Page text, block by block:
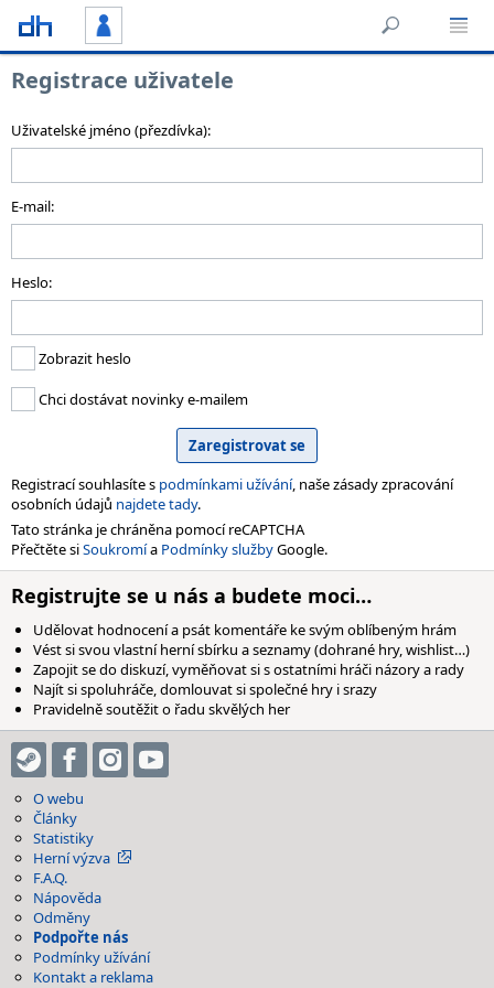
Registrace uživatele
Uživatelské jméno (přezdívka):
E-mail:
Heslo:
Zobrazit heslo
Chci dostávat novinky e-mailem
Registrací souhlasíte s podmínkami užívání, naše zásady zpracování
osobních údajů najdete tady.
Tato stránka je chráněna pomocí reCAPTCHA
Přečtěte siSoukromía Podmínky službyGoogle.
Registrujte se u nás a budete moci…
Udělovat hodnocení a psát komentáře ke svým oblíbeným hrám
Vést si svou vlastní herní sbírku a seznamy (dohrané hry, wishlist…)
Zapojit se do diskuzí, vyměňovat si s ostatními hráči názory a rady
Najít si spoluhráče, domlouvat si společné hry i srazy
Pravidelně soutěžit o řadu skvělých her
O webu
Články
Statistiky
Herní výzva
F.A.Q.
Nápověda
Odměny
Podpořte nás
Podmínky užívání
Kontakt a reklama